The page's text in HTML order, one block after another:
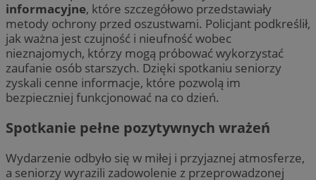
informacyjne, które szczegółowo przedstawiały
metody ochrony przed oszustwami. Policjant podkreślił,
jak ważna jest czujność i nieufność wobec
nieznajomych, którzy mogą próbować wykorzystać
zaufanie osób starszych. Dzięki spotkaniu seniorzy
zyskali cenne informacje, które pozwolą im
bezpieczniej funkcjonować na co dzień.
Spotkanie pełne pozytywnych wrażeń
Wydarzenie odbyło się w miłej i przyjaznej atmosferze,
a seniorzy wyrazili zadowolenie z przeprowadzonej